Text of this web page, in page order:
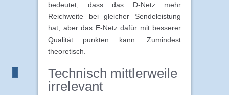
bedeutet, dass das D-Netz mehr
Reichweite bei gleicher Sendeleistung
hat, aber das E-Netz dafür mit besserer
Qualität punkten kann. Zumindest
theoretisch.
Technisch mittlerweile
irrelevant